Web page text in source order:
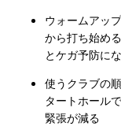
ウォームアッ
から打ち始め
とケガ予防に
使うクラブの
タートホール
緊張が減る